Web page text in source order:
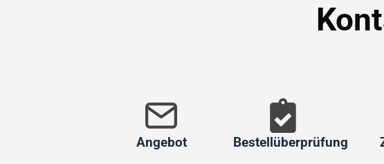
Angebot Bestellüberprüfung